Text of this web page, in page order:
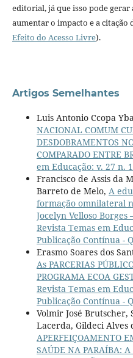
editorial, já que isso pode
aumentar o impacto e a
Efeito do Acesso Livre).
Artigos Semelhantes
Luis Antonio Ccopa
NACIONAL COMUM
DESDOBRAMENTOS
COMPARADO ENTRE
em Educação: v. 27 n.
Francisco de Assis da
Barreto de Melo, A
formação omnilateral
Jocelyn Velloso Borges
Revista Temas em
Publicação Contínua -
Erasmo Soares dos
As PARCERIAS
PROGRAMA ECOA
Revista Temas em
Publicação Contínua -
Volmir José
Lacerda, Gildeci Alves
APERFEIÇOAMENTO
SAÚDE NA PARAÍBA: